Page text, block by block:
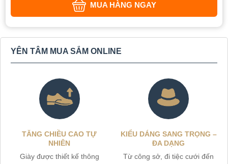
MUA HÀNG NGAY
YÊN TÂM MUA SẮM ONLINE
TĂNG CHIỀU CAO TỰ
NHIÊN
Giày được thiết kế thông
KIỂU DÁNG SANG TRỌNG –
ĐA DẠNG
Từ công sở, đi tiệc cưới đến